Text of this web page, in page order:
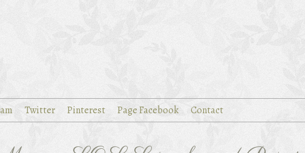
Twitter Pinterest Page Facebook Contact